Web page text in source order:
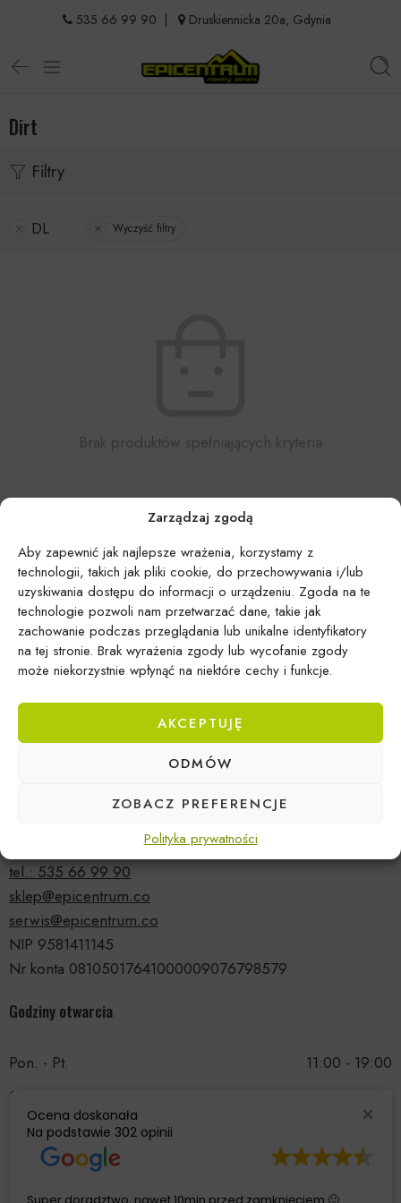
Zarządzaj zgodą
Aby zapewnić jak najlepsze wrażenia, korzystamy z
technologii, takich jak pliki cookie, do przechowywania i/lub
uzyskiwania dostępu do informacji o urządzeniu. Zgoda na te
technologie pozwoli nam przetwarzać dane, takie jak
zachowanie podczas przeglądania lub unikalne identyfikatory
na tej stronie. Brak wyrażenia zgody lub wycofanie zgody
może niekorzystnie wpłynąć na niektóre cechy i funkcje.
AKCEPTUJĘ
ODMÓW
ZOBACZ PREFERENCJE
Polityka prywatności
535 66 99 90 Druskiennicka 20a, Gdynia
Dirt
Filtry
DL Wyczyść filtry
Brak produktów spełniających kryteria
Epicentrum Gdynia Wielki Kack
Michał Domański
tel.: 535 66 99 90
sklep@epicentrum.co
serwis@epicentrum.co
NIP 9581411145
Nr konta 08105017641000009076798579
Godziny otwarcia
Pon. - Pt.
11:00 - 19:00
Sobota
Niedziela
Ocena doskonała
Na podstawie 302 opinii
Super doradztwo, nawet 10min przed zamknięciem 🙂